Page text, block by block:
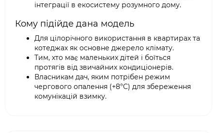
інтеграції в екосистему розумного дому.
Кому підійде дана модель
Для цілорічного використання в квартирах та
котеджах як основне джерело клімату.
Тим, хто має маленьких дітей і боїться
протягів від звичайних кондиціонерів.
Власникам дач, яким потрібен режим
чергового опалення (+8°C) для збереження
комунікацій взимку.